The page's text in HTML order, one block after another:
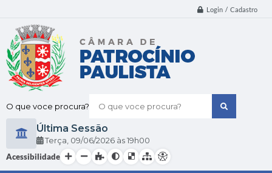
Login / Cadastro
O que voce procura?
Última Sessão
Terça 09/06/2026
19h00
Acessibilidade